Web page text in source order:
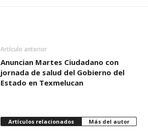
Artículo anterior
Anuncian Martes Ciudadano con
jornada de salud del Gobierno del
Estado en Texmelucan
Artículos relacionados Más del autor